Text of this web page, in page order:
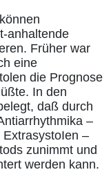
anhaltende
Früher war
eine
die Prognose
In den
daß durch
–
–
zunimmt und
werden kann.